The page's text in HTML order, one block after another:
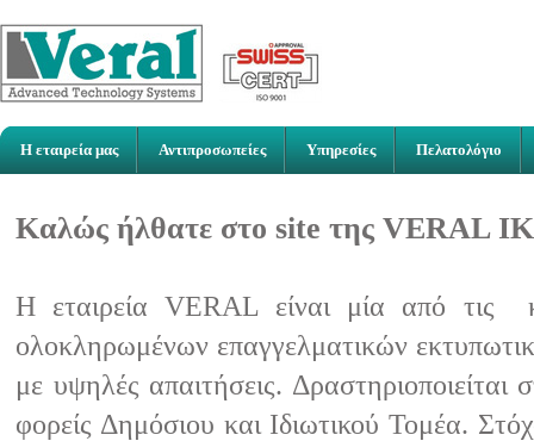
Η εταιρεία μας Αντιπροσωπείες Υπηρεσίες Πελατολόγιο
Καλώς ήλθατε στο site της VERAL
Η εταιρεία VERAL είναι μία από τις
ολοκληρωμένων επαγγελματικών
με υψηλές απαιτήσεις.
φορείς Δημόσιου και Ιδιωτικού Τομέα.